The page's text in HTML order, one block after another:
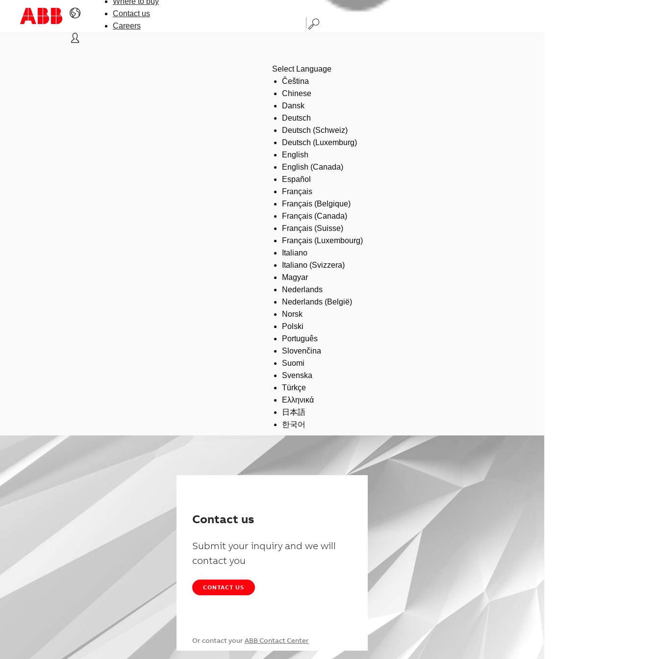
Contact us
Careers
Select Language
Čeština
Chinese
Dansk
Deutsch
Deutsch (Schweiz)
Deutsch (Luxemburg)
English
English (Canada)
Español
Français
Français (Belgique)
Français (Canada)
Français (Suisse)
Français (Luxembourg)
Italiano
Italiano (Svizzera)
Magyar
Nederlands
Nederlands (België)
Norsk
Polski
Português
Slovenčina
Suomi
Svenska
Türkçe
Ελληνικά
日本語
한국어
Contact us
Submit your inquiry and we will
contact you
CONTACT US
Or contact your ABB Contact Center